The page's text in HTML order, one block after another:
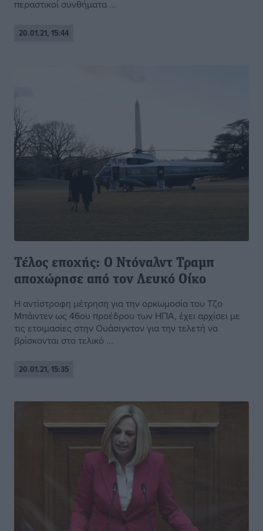
περαστικοί συνθήματα ...
20.01.21, 15:44
Τέλος εποχής: Ο Ντόναλντ Τραμπ
αποχώρησε από τον Λευκό Οίκο
Η αντίστροφη μέτρηση για την ορκωμοσία του Τζο
Μπάιντεν ως 46ου προέδρου των ΗΠΑ, έχει αρχίσει με
τις ετοιμασίες στην Ουάσιγκτον για την τελετή να
βρίσκονται στο τελικό ...
20.01.21, 15:35